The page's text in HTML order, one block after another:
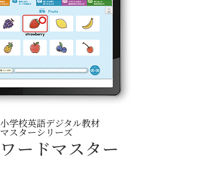
小学校英語デジタル教材
マスターシリーズ
ワードマスター